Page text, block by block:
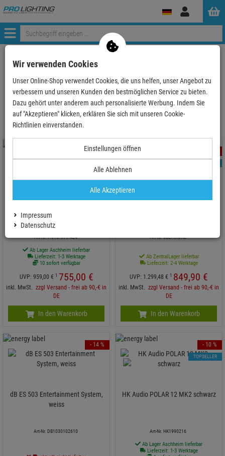
Anmelden
Menü
ProLighting Tontechnik
Aktive Systeme
Electro-Voice EVERSE 8 Akku-
Art-Nr. F.01U.399.424
Ab Lager Aschheim lieferbar
Lieferzeit: 1-3 Werktage
10 sofort verfügbar
UVP: 959,00 € 1 755,00 €
inkl. MwSt. zzgl Versand - frei ab 90,-€ in
DE
- 21 %
In den Warenkorb
JBL IRX ONE - Aktive Säulen-PA
Art-Nr. JBLIRXONE
Ab ZentralLager lieferbar
Lieferzeit: 2-4 Werktage
UVP: 1.299,48 € 1 849,90 €
inkl. MwSt. zzgl Versand - frei ab 90,-€ in
DE
In den Warenkorb
dB ES 503 Entertainment System,
weiss
Art-Nr. DB1030102610
- 14 %
HK Audio POLAR 12 MK2 schwarz
Art-Nr. HK1990216
Ab Lager Aschheim lieferbar
Lieferzeit: 1-3 Werktage
- 10 %
TOPSELLER
Wir verwenden Cookies
Unser Online-Shop verwendet Cookies, die uns helfen, unser Angebot zu
verbessern und unseren Kunden den bestmöglichen Service zu bieten.
Dazu gehört unter anderem auch personalisierte Werbung. Indem Sie
auf "Akzeptieren" klicken, erklären Sie sich mit unseren Cookie-
Richtlinien einverstanden.
Einstellungen öffnen
Alle Ablehnen
Alle Akzeptieren
Impressum
Datenschutz